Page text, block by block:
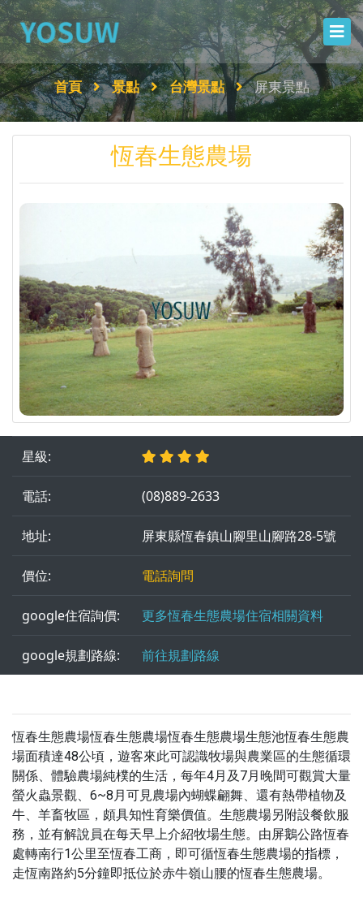
首頁 景點 台灣景點 屏東景點
恆春生態農場
星級:
電話: (08)889-2633
地址: 屏東縣恆春鎮山腳里山腳路28-5號
價位: 電話詢問
google住宿詢價: 更多恆春生態農場住宿相關資料
google規劃路線: 前往規劃路線
恆春生態農場恆春生態農場恆春生態農場生態池恆春生態農
場面積達48公頃，遊客來此可認識牧場與農業區的生態循環
關係、體驗農場純樸的生活，每年4月及7月晚間可觀賞大量
螢火蟲景觀、6~8月可見農場內蝴蝶翩舞、還有熱帶植物及
牛、羊畜牧區，頗具知性育樂價值。生態農場另附設餐飲服
務，並有解說員在每天早上介紹牧場生態。由屏鵝公路恆春
處轉南行1公里至恆春工商，即可循恆春生態農場的指標，
走恆南路約5分鐘即抵位於赤牛嶺山腰的恆春生態農場。